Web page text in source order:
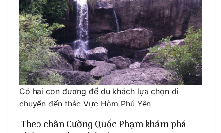
Có hai con đường để du khách lựa chọn di
chuyển đến thác Vực Hòm Phú Yên
Theo chân Cường Quốc Phạm khám phá